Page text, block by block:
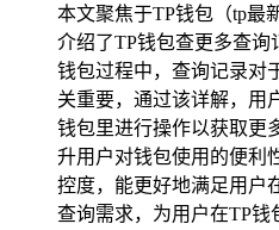
本文聚焦于TP钱包（tp最
介绍了TP钱包查更多查询
钱包过程中，查询记录对
关重要，通过该详解，用
钱包里进行操作以获取更
升用户对钱包使用的便利
控度，能更好地满足用户
查询需求，为用户在TP钱